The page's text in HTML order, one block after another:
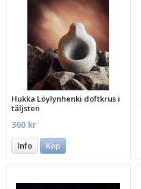
Hukka Löylynhenki doftkrus i
täljsten
360 kr
Info Köp